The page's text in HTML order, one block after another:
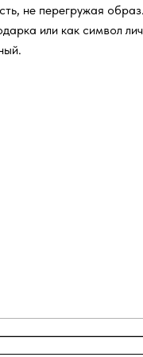
не перегружая образ.
или как символ